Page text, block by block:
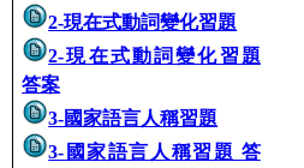
2-現在式動詞變化習題
2-現在式動詞變化習題
答案
3-國家語言人稱習題
3-國家語言人稱習題 答